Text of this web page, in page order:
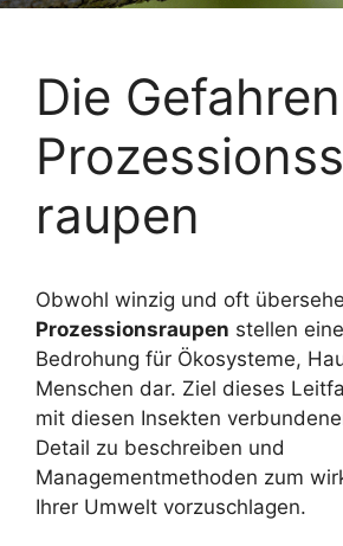
Die
raupen
Obwohl winzig und oft
Prozessionsraupen stellen
Bedrohung für Ökosysteme,
Menschen dar. Ziel dieses
mit diesen Insekten
Detail zu beschreiben und
Managementmethoden zum
Ihrer Umwelt vorzuschlagen.